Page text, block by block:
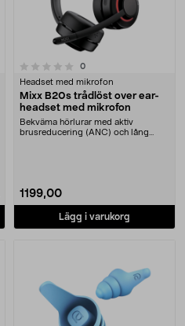
0recensioner
Headset med mikrofon
Mixx B20s trådlöst over ear-
headset med mikrofon
Bekväma hörlurar med aktiv
brusreducering (ANC) och lång
1199,00
Lägg i varukorg